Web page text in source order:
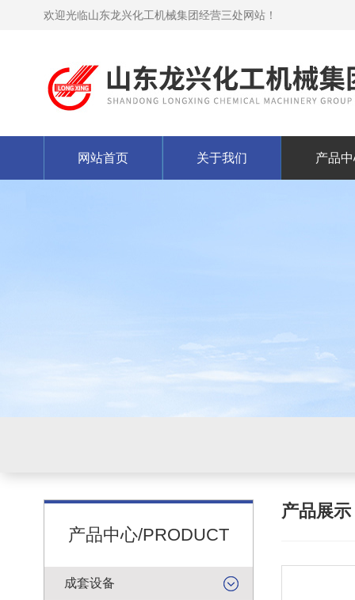
欢迎光临山东龙兴化工机械集团经营三处网站！
网站首页 关于我们 产品
产品中心/PRODUCT
成套设备
产品展示